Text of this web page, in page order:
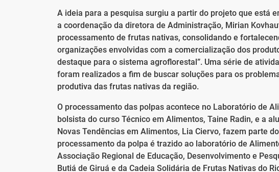
A ideia para a pesquisa surgiu a partir do projeto que está
a coordenação da diretora de Administração, Mirian
processamento de frutas nativas, consolidando e
organizações envolvidas com a comercialização dos
destaque para o sistema agroflorestal”. Uma série de
foram realizados a fim de buscar soluções para os
produtiva das frutas nativas da região.
O processamento das polpas acontece no Laboratório de
bolsista do curso Técnico em Alimentos, Taine Radin, e a
Novas Tendências em Alimentos, Lia Ciervo, fazem parte
processamento da polpa é trazido ao laboratório de
Associação Regional de Educação, Desenvolvimento e
Butiá de Giruá e da Cadeia Solidária de Frutas Nativas do